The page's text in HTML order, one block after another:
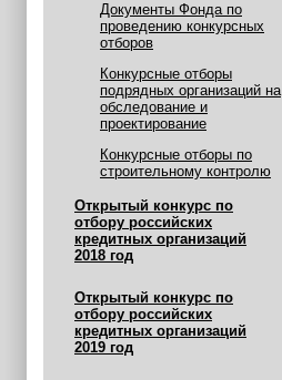
Документы Фонда по
проведению конкурсных
отборов
Конкурсные отборы
подрядных организаций на
обследование и
проектирование
Конкурсные отборы по
строительному контролю
Открытый конкурс по
отбору российских
кредитных организаций
2018 год
Открытый конкурс по
отбору российских
кредитных организаций
2019 год